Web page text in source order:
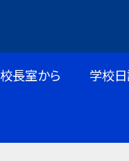
校長室から 学校